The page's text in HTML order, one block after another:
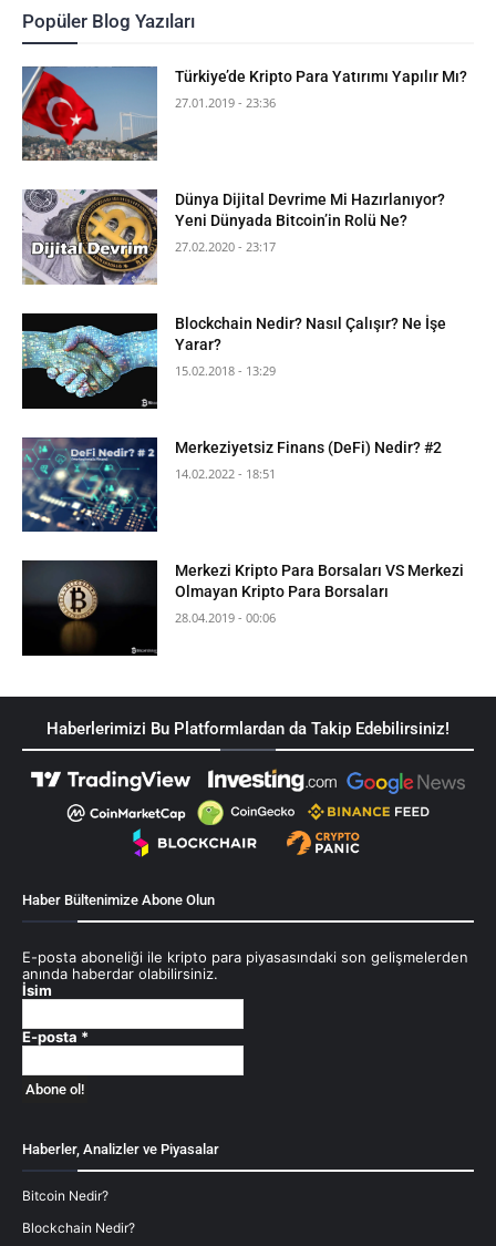
Popüler Blog Yazıları
Türkiye’de Kripto Para Yatırımı Yapılır Mı?
27.01.2019 - 23:36
Dünya Dijital Devrime Mi Hazırlanıyor?
Yeni Dünyada Bitcoin’in Rolü Ne?
27.02.2020 - 23:17
Blockchain Nedir? Nasıl Çalışır? Ne İşe
Yarar?
15.02.2018 - 13:29
Merkeziyetsiz Finans (DeFi) Nedir? #2
14.02.2022 - 18:51
Merkezi Kripto Para Borsaları VS Merkezi
Olmayan Kripto Para Borsaları
28.04.2019 - 00:06
Haberlerimizi Bu Platformlardan da Takip Edebilirsiniz!
Haber Bültenimize Abone Olun
E-posta aboneliği ile kripto para piyasasındaki son gelişmelerden
anında haberdar olabilirsiniz.
İsim
E-posta *
Haberler, Analizler ve Piyasalar
Bitcoin Nedir?
Blockchain Nedir?